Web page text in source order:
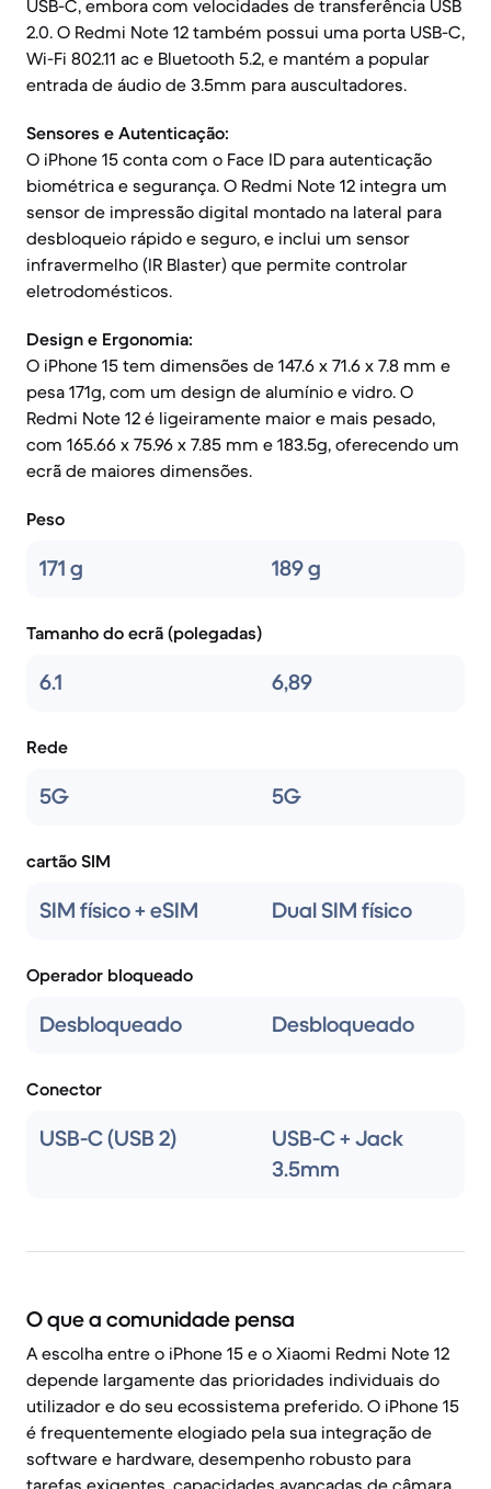
USB-C, embora com velocidades de transferência USB
2.0. O Redmi Note 12 também possui uma porta USB-C,
Wi-Fi 802.11 ac e Bluetooth 5.2, e mantém a popular
entrada de áudio de 3.5mm para auscultadores.
Sensores e Autenticação:
O iPhone 15 conta com o Face ID para autenticação
biométrica e segurança. O Redmi Note 12 integra um
sensor de impressão digital montado na lateral para
desbloqueio rápido e seguro, e inclui um sensor
infravermelho (IR Blaster) que permite controlar
eletrodomésticos.
Design e Ergonomia:
O iPhone 15 tem dimensões de 147.6 x 71.6 x 7.8 mm e
pesa 171g, com um design de alumínio e vidro. O
Redmi Note 12 é ligeiramente maior e mais pesado,
com 165.66 x 75.96 x 7.85 mm e 183.5g, oferecendo um
ecrã de maiores dimensões.
Peso
171 g 189 g
Tamanho do ecrã (polegadas)
6.1 6,89
Rede
5G 5G
cartão SIM
SIM físico + eSIM Dual SIM físico
Operador bloqueado
Desbloqueado Desbloqueado
Conector
USB-C (USB 2)
USB-C + Jack
3.5mm
O que a comunidade pensa
A escolha entre o iPhone 15 e o Xiaomi Redmi Note 12
depende largamente das prioridades individuais do
utilizador e do seu ecossistema preferido. O iPhone 15
é frequentemente elogiado pela sua integração de
software e hardware, desempenho robusto para
tarefas exigentes, capacidades avançadas de câmara